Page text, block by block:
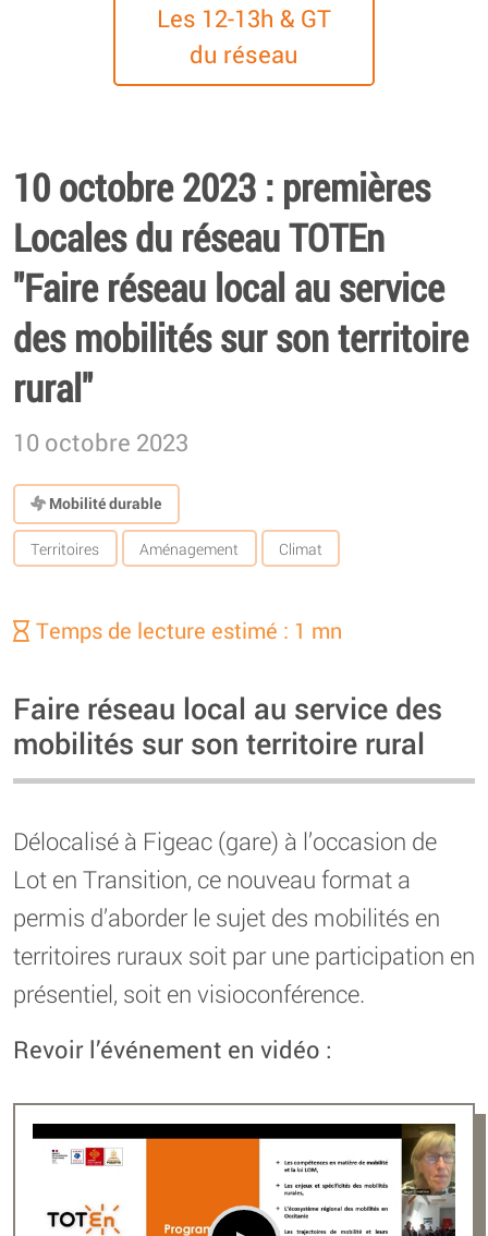
Les 12-13h & GT
du réseau
10 octobre 2023 : premières
Locales du réseau TOTEn
"Faire réseau local au service
des mobilités sur son territoire
rural"
10 octobre 2023
Mobilité durable
Territoires Aménagement Climat
Temps de lecture estimé : 1 mn
Faire réseau local au service des
mobilités sur son territoire rural
Délocalisé à Figeac (gare) à l’occasion de
Lot en Transition, ce nouveau format a
permis d’aborder le sujet des mobilités en
territoires ruraux soit par une participation en
présentiel, soit en visioconférence.
Revoir l’événement en vidéo :